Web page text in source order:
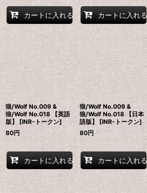
カートに入れる カートに入れる
狼/Wolf No.009 &
狼/Wolf No.018 【英語
版】 [INR-トークン]
80円
カートに入れる
狼/Wolf No.009 &
狼/Wolf No.018 【日本
語版】 [INR-トークン]
80円
カートに入れる